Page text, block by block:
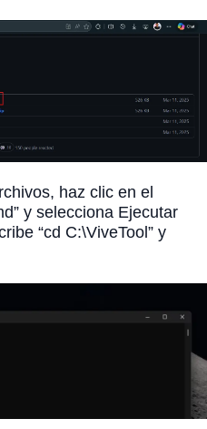
haz clic en el
y selecciona Ejecutar
“cd C:\ViveTool” y